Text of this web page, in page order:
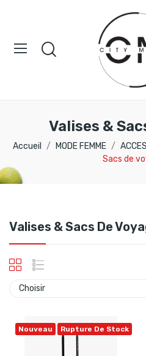
Valises &
Accueil MODE FEMME
Sacs de
Valises & Sacs De
Choisir
Nouveau Rupture De Stock